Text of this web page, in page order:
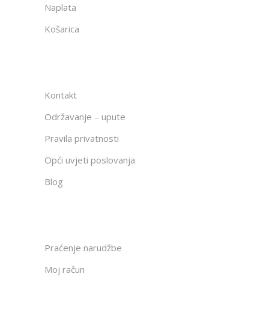
Naplata
Košarica
Kontakt
Održavanje – upute
Pravila privatnosti
Opći uvjeti poslovanja
Blog
Praćenje narudžbe
Moj račun